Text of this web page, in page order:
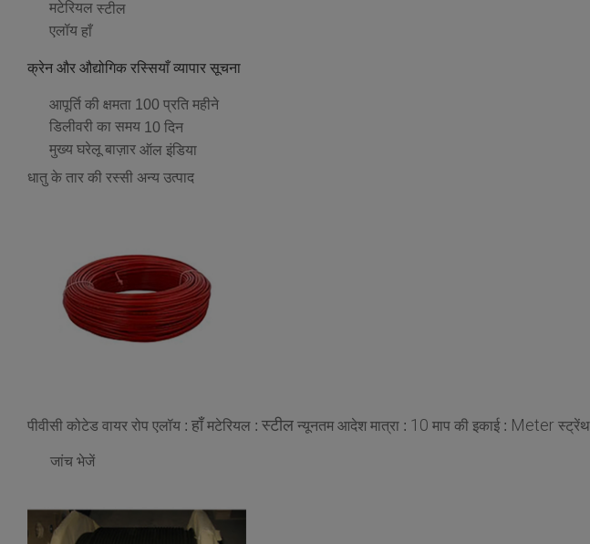
मटेरियल स्टील
एलॉय हाँ
क्रेन और औद्योगिक रस्सियाँ व्यापार सूचना
आपूर्ति की क्षमता 100 प्रति महीने
डिलीवरी का समय 10 दिन
मुख्य घरेलू बाज़ार ऑल इंडिया
धातु के तार की रस्सी अन्य उत्पाद
पीवीसी कोटेड वायर रोप एलॉय : हाँ मटेरियल : स्टील न्यूनतम आदेश मात्रा : 10 माप की इकाई : Meter
जांच भेजें